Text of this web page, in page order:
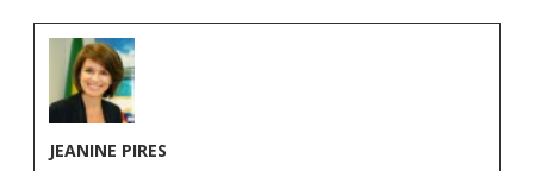
JEANINE PIRES